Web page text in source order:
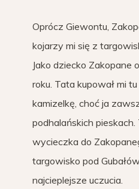
Oprócz Giewontu,
kojarzy mi się z
Jako dziecko Zakopane
roku. Tata kupował mi
kamizelkę, choć ja
podhalańskich
wycieczka do
targowisko pod
najcieplejsze uczucia.